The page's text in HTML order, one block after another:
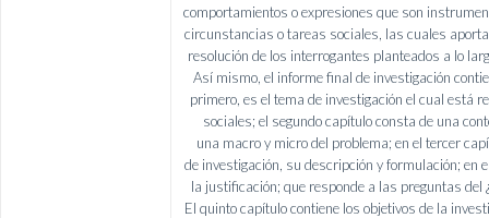
comportamientos o expresiones que son
circunstancias o tareas sociales, las cuales
resolución de los interrogantes planteados a lo
Así mismo, el informe final de investigación
primero, es el tema de investigación el cual está
sociales; el segundo capítulo consta de una
una macro y micro del problema; en el tercer
de investigación, su descripción y formulación; en
la justificación; que responde a las preguntas del
El quinto capítulo contiene los objetivos de la